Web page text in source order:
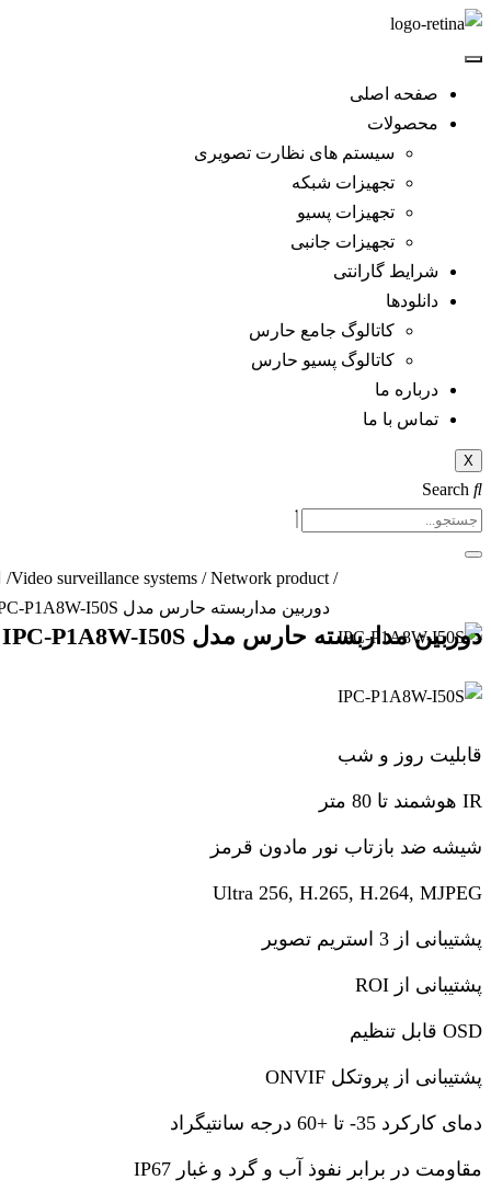
صفحه اصلی
محصولات
سیستم های نظارت تصویری
تجهیزات شبکه
تجهیزات پسیو
تجهیزات جانبی
شرایط گارانتی
دانلود‌ها
کاتالوگ جامع حارس
کاتالوگ پسیو حارس
درباره ما
تماس با ما
X
Search
/Video surveillance systems/Network product/
دوربین مداربسته حارس مدل IPC-P1A8W-I50S
دوربین مداربسته حارس مدل IPC-P1A8W-I50S
قابلیت روز و شب
IR هوشمند تا 80 متر
شیشه ضد بازتاب نور مادون قرمز
Ultra 256, H.265, H.264, MJPEG
پشتیبانی از 3 استریم تصویر
پشتیبانی از ROI
OSD قابل تنظیم
پشتیبانی از پروتکل ONVIF
دمای کارکرد 35- تا +60 درجه سانتیگراد
مقاومت در برابر نفوذ آب و گرد و غبار IP67